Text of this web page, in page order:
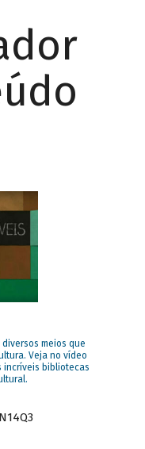
meios que
Veja no vídeo
incríveis bibliotecas